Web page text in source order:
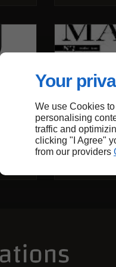
Your
We use Cookies
personalising
traffic and
clicking "I Agree"
from our providers
Magasines
30/07/2025
Maison &